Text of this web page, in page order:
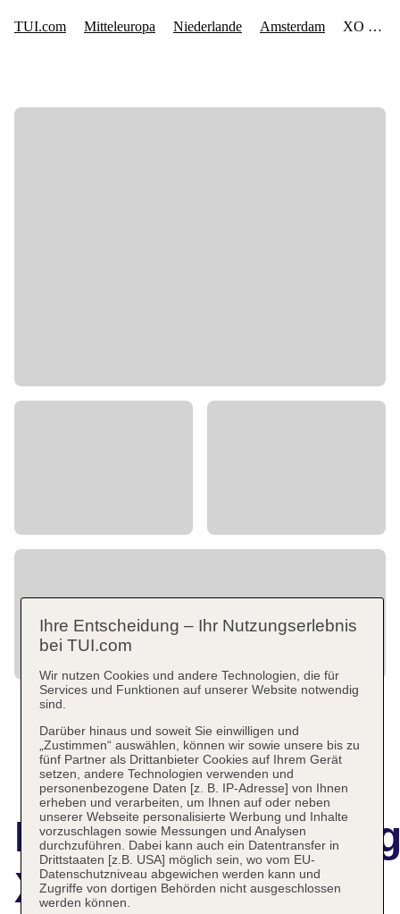
XO Hotels Blue
Ihre Entscheidung – Ihr Nutzungserlebnis
bei TUI.com
Wir nutzen Cookies und andere Technologien, die für
Services und Funktionen auf unserer Website notwendig
sind.
Darüber hinaus und soweit Sie einwilligen und
„Zustimmen“ auswählen, können wir sowie unsere bis zu
fünf Partner als Drittanbieter Cookies auf Ihrem Gerät
setzen, andere Technologien verwenden und
personenbezogene Daten [z. B. IP-Adresse] von Ihnen
erheben und verarbeiten, um Ihnen auf oder neben
unserer Webseite personalisierte Werbung und Inhalte
vorzuschlagen sowie Messungen und Analysen
durchzuführen. Dabei kann auch ein Datentransfer in
Drittstaaten [z.B. USA] möglich sein, wo vom EU-
Datenschutzniveau abgewichen werden kann und
Zugriffe von dortigen Behörden nicht ausgeschlossen
werden können.